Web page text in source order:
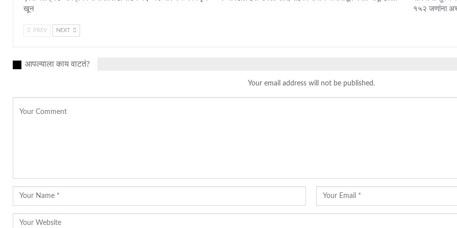
खून
१५२ जणांना
PREV NEXT
आपल्याला काय वाटतं?
Your email address will not be published.